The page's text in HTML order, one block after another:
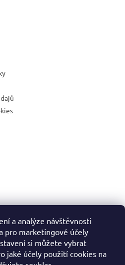
a analýze návštěvnosti
pro marketingové účely
si můžete vybrat
jaké účely použití cookies na
domů